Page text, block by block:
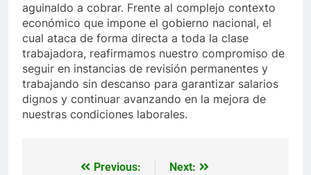
aguinaldo a cobrar. Frente al complejo contexto
económico que impone el gobierno nacional, el
cual ataca de forma directa a toda la clase
trabajadora, reafirmamos nuestro compromiso de
seguir en instancias de revisión permanentes y
trabajando sin descanso para garantizar salarios
dignos y continuar avanzando en la mejora de
nuestras condiciones laborales.
Navegación
Previous:
Next: